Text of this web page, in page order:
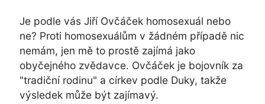
Je podle vás Jiří Ovčáček homosexuál nebo
ne? Proti homosexuálům v žádném případě nic
nemám, jen mě to prostě zajímá jako
obyčejného zvědavce. Ovčáček je bojovník za
"tradiční rodinu" a církev podle Duky, takže
výsledek může být zajímavý.